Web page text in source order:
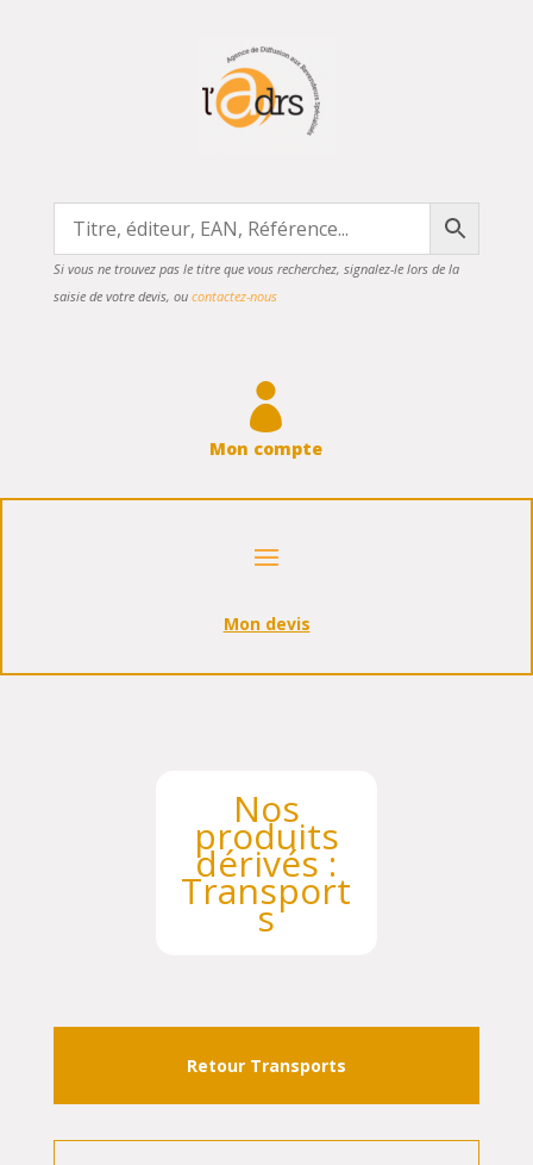
Si vous ne trouvez pas le titre que vous recherchez, signalez-le lors de la
saisie de votre devis, ou contactez-nous

Mon compte
Mon devis
Nos
produits
dérivés :
Transport
s
Retour Transports